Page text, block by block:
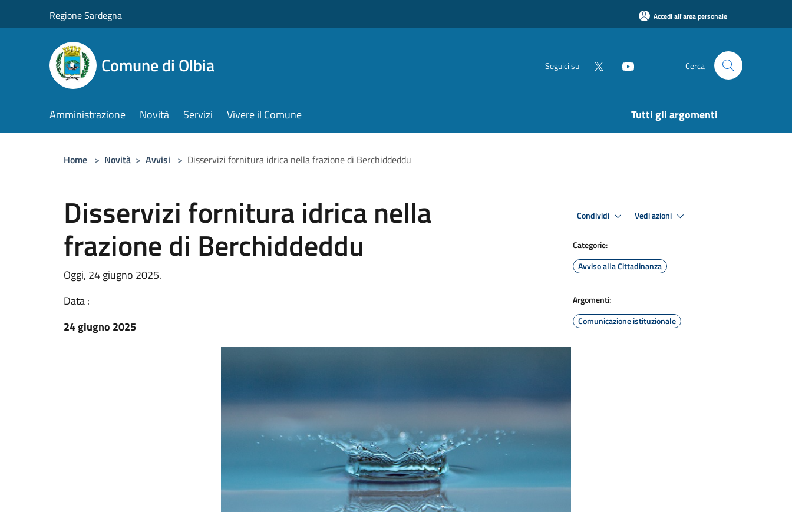
Regione Sardegna Accedi all'area personale
Comune di Olbia Seguici su Cerca
Amministrazione Novità Servizi Vivere il Comune Tutti gli argomenti
Home > Novità > Avvisi > Disservizi fornitura idrica nella frazione di Berchiddeddu
Disservizi fornitura idrica nella
frazione di Berchiddeddu
Oggi, 24 giugno 2025.
Data :
24 giugno 2025
Condividi Vedi azioni
Categorie:
Avviso alla Cittadinanza
Argomenti:
Comunicazione istituzionale